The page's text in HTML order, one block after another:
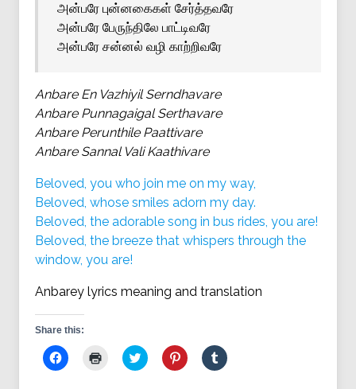
அன்பரே புன்னகைகள் சேர்த்தவரே
அன்பரே பேருந்திலே பாட்டிவரே
அன்பரே சன்னல் வழி காற்றிவரே
Anbare En Vazhiyil Serndhavare
Anbare Punnagaigal Serthavare
Anbare Perunthile Paattivare
Anbare Sannal Vali Kaathivare
Beloved, you who join me on my way,
Beloved, whose smiles adorn my day.
Beloved, the adorable song in bus rides, you are!
Beloved, the breeze that whispers through the
window, you are!
Anbarey lyrics meaning and translation
Share this:
Click
to
Click Click
to
Click
to
Click
to